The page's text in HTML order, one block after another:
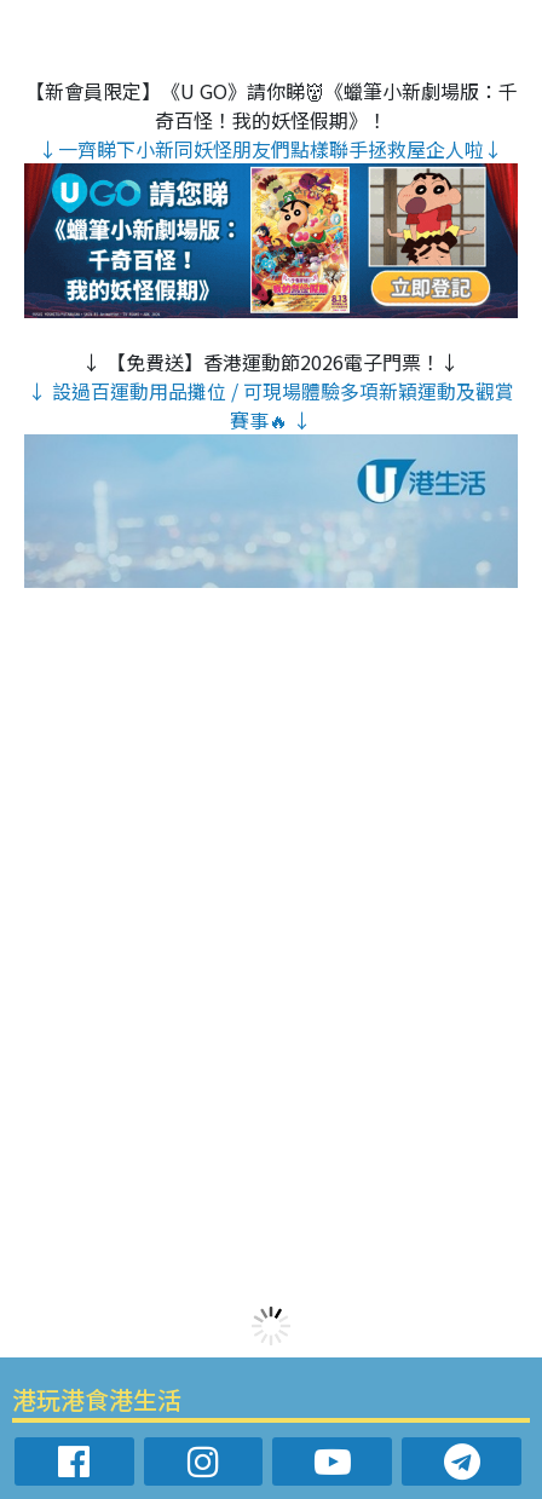
【新會員限定】《U GO》請你睇👹《蠟筆小新劇場版：千
奇百怪！我的妖怪假期》！
↓一齊睇下小新同妖怪朋友們點樣聯手拯救屋企人啦↓
↓ 【免費送】香港運動節2026電子門票！↓
↓ 設過百運動用品攤位 / 可現場體驗多項新穎運動及觀賞
賽事🔥 ↓
港玩港食港生活